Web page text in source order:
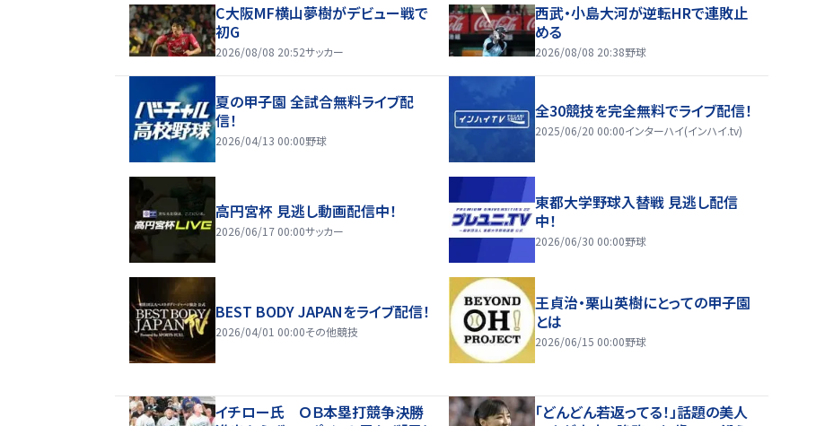
C大阪MF横山夢樹がデビュー戦で
初G
2026/08/08 20:52サッカー
西武・小島大河が逆転HRで連敗止
める
2026/08/08 20:38野球
夏の甲子園 全試合無料ライブ配
信！
2026/04/13 00:00野球
全30競技を完全無料でライブ配信！
2025/06/20 00:00インターハイ(インハイ.tv)
高円宮杯 見逃し動画配信中！
2026/06/17 00:00サッカー
東都大学野球入替戦 見逃し配信
中！
2026/06/30 00:00野球
BEST BODY JAPANをライブ配信！
2026/04/01 00:00その他競技
王貞治・栗山英樹にとっての甲子園
とは
2026/06/15 00:00野球
イチロー氏 ＯＢ本塁打競争決勝
「どんどん若返ってる！」話題の美人